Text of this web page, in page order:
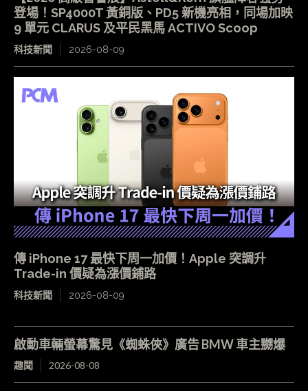
登場！SP4000T 黃銅版、PD5 新機亮相，同場加映
9 單元 CLARUS 及平民黑馬 ACTIVO Scoop
科技新聞 2026-08-09
傳 iPhone 17 最快下周一加價！Apple 突調升
Trade-in 價疑為漲價鋪路
科技新聞 2026-08-09
啟動車輛螢幕驚見《蜘蛛俠》廣告 BMW 車主嬲爆
趣聞 2026-08-08